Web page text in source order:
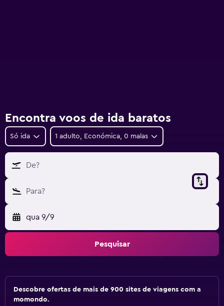
Encontra voos de ida baratos
Só ida 1 adulto, Económica, 0 malas
De?
Para?
qua 9/9
Pesquisar
Descobre ofertas de mais de 900 sites de viagens com a
momondo.